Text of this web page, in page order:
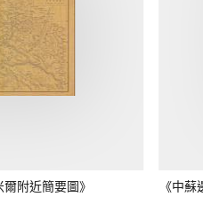
附近簡要圖》 《中